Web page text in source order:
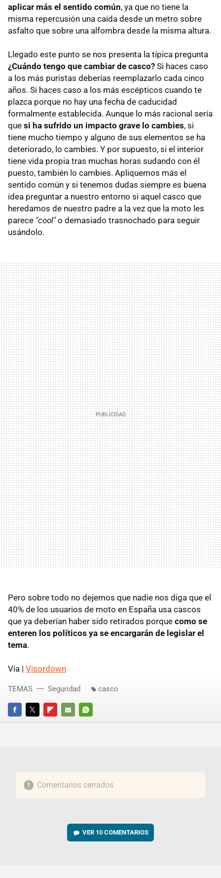
aplicar más el sentido común, ya que no tiene la
misma repercusión una caída desde un metro sobre
asfalto que sobre una alfombra desde la misma altura.
Llegado este punto se nos presenta la típica pregunta
¿Cuándo tengo que cambiar de casco? Si haces caso
a los más puristas deberías reemplazarlo cada cinco
años. Si haces caso a los más escépticos cuando te
plazca porque no hay una fecha de caducidad
formalmente establecida. Aunque lo más racional sería
que si ha sufrido un impacto grave lo cambies, si
tiene mucho tiempo y alguno de sus elementos se ha
deteriorado, lo cambies. Y por supuesto, si el interior
tiene vida propia tras muchas horas sudando con él
puesto, también lo cambies. Apliquemos más el
sentido común y si tenemos dudas siempre es buena
idea preguntar a nuestro entorno si aquel casco que
heredamos de nuestro padre a la vez que la moto les
parece "cool"o demasiado trasnochado para seguir
usándolo.
Pero sobre todo no dejemos que nadie nos diga que el
40% de los usuarios de moto en España usa cascos
que ya deberían haber sido retirados porque como se
enteren los políticos ya se encargarán de legislar el
tema.
Vía | Visordown
FACEBOOKTWITTERFLIPBOARD
E-
WHATSAPP
TEMAS Seguridad casco
Comentarios cerrados
VER 10 COMENTARIOS